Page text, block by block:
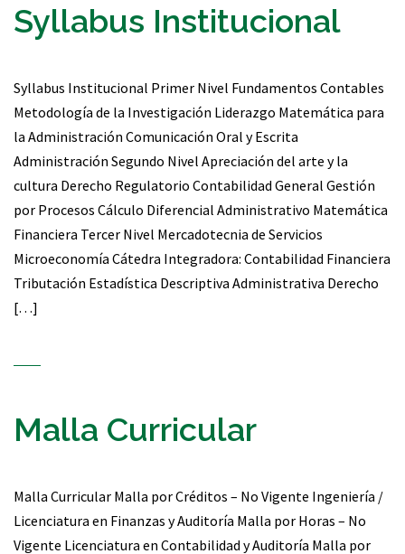
Syllabus Institucional
Syllabus Institucional Primer Nivel Fundamentos Contables
Metodología de la Investigación Liderazgo Matemática para
la Administración Comunicación Oral y Escrita
Administración Segundo Nivel Apreciación del arte y la
cultura Derecho Regulatorio Contabilidad General Gestión
por Procesos Cálculo Diferencial Administrativo Matemática
Financiera Tercer Nivel Mercadotecnia de Servicios
Microeconomía Cátedra Integradora: Contabilidad Financiera
Tributación Estadística Descriptiva Administrativa Derecho
[…]
Malla Curricular
Malla Curricular Malla por Créditos – No Vigente Ingeniería /
Licenciatura en Finanzas y Auditoría Malla por Horas – No
Vigente Licenciatura en Contabilidad y Auditoría Malla por